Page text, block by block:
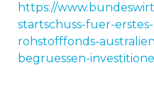
https://
startschuss-fuer-
rohstofffonds-
begruessen-